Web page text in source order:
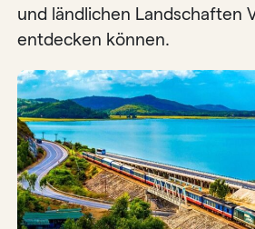
und ländlichen Landschaften
entdecken können.